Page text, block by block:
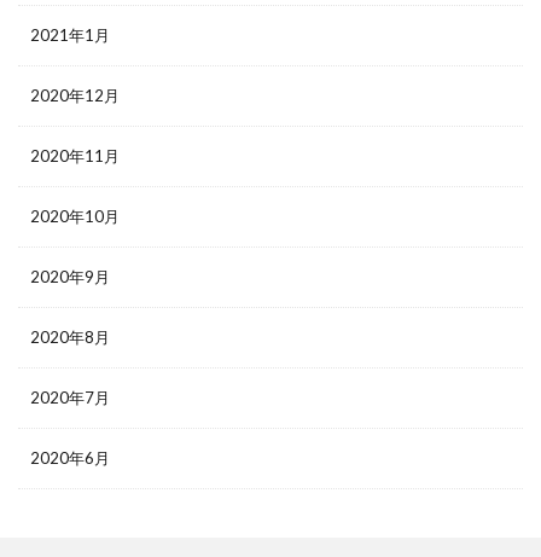
2021年1月
2020年12月
2020年11月
2020年10月
2020年9月
2020年8月
2020年7月
2020年6月